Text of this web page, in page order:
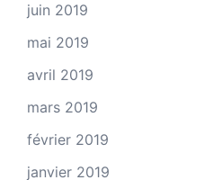
juin 2019
mai 2019
avril 2019
mars 2019
février 2019
janvier 2019